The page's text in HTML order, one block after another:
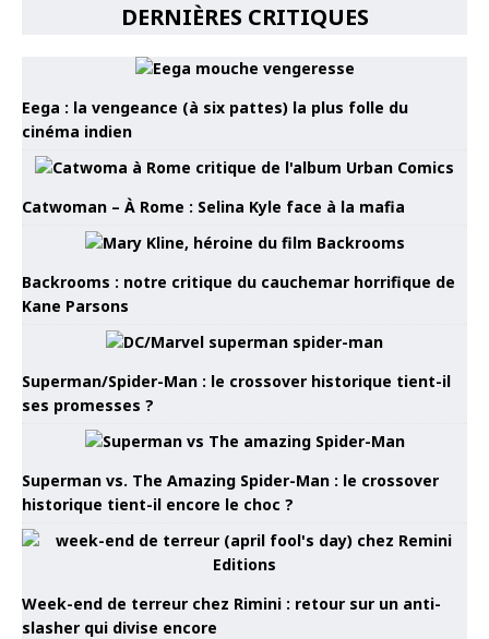
DERNIÈRES CRITIQUES
Eega : la vengeance (à six pattes) la plus folle du
cinéma indien
Catwoman – À Rome : Selina Kyle face à la mafia
Backrooms : notre critique du cauchemar horrifique de
Kane Parsons
Superman/Spider-Man : le crossover historique tient-il
ses promesses ?
Superman vs. The Amazing Spider-Man : le crossover
historique tient-il encore le choc ?
Week-end de terreur chez Rimini : retour sur un anti-
slasher qui divise encore